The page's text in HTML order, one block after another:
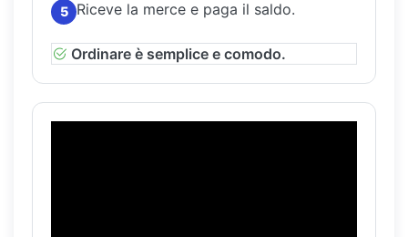
5 Riceve la merce e paga il saldo.
Ordinare è semplice e comodo.